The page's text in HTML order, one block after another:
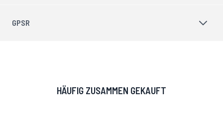
GPSR
HÄUFIG ZUSAMMEN GEKAUFT